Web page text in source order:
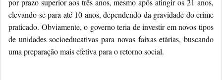
por prazo superior aos três anos, mesmo após atingir os 21 anos,
elevando-se para até 10 anos, dependendo da gravidade do crime
praticado. Obviamente, o governo teria de investir em novos tipos
de unidades socioeducativas para novas faixas etárias, buscando
uma preparação mais efetiva para o retorno social.